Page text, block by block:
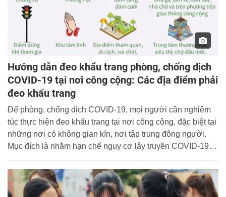
Hướng dẫn đeo khẩu trang phòng, chống dịch
COVID-19 tại nơi công cộng: Các địa điểm phải
đeo khẩu trang
Để phòng, chống dịch COVID-19, mọi người cần nghiêm
túc thực hiện đeo khẩu trang tại nơi công cộng, đặc biệt tại
những nơi có không gian kín, nơi tập trung đông người.
Mục đích là nhằm hạn chế nguy cơ lây truyền COVID-19
bắn.